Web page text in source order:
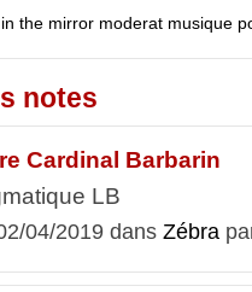
the mirror moderat musique
notes
Cardinal Barbarin
LB
04/2019 dans Zébra